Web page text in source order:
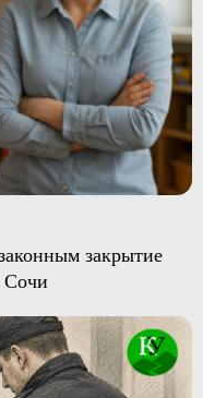
закрытие
Сочи